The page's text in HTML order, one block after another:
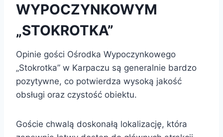
WYPOCZYNKOWYM
„STOKROTKA”
Opinie gości Ośrodka Wypoczynkowego
„Stokrotka” w Karpaczu są generalnie bardzo
pozytywne, co potwierdza wysoką jakość
obsługi oraz czystość obiektu.
Goście chwalą doskonałą lokalizację, która